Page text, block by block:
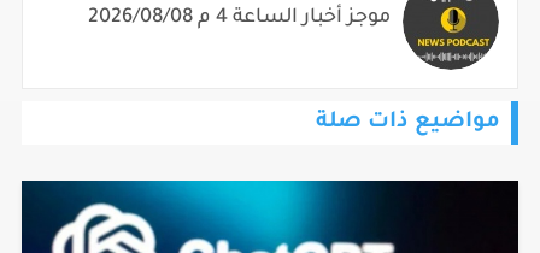
موجز أخبار الساعة 4 م 2026/08/08
مواضيع ذات صلة